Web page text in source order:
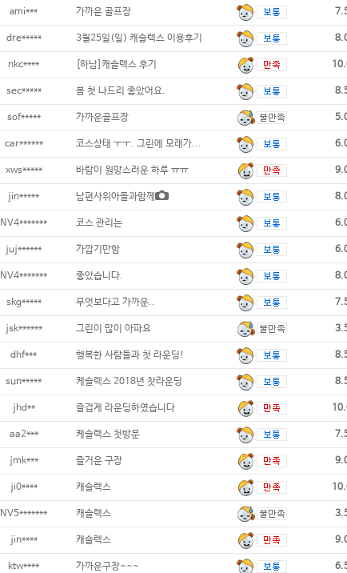
ami*** 가까운 골프장
dre***** 3월25일(일) 캐슬렉스 이용후기
nkc**** [하남]캐슬렉스 후기
sec***** 봄 첫 나드리 좋았어요.
sof***** 가까운골프장
car****** 코스상태 ㅜㅜ. 그린에 모래가...
xws***** 바람이 원망스러운 하루 ㅠㅠ
jin***** 남편사위아들과함께
NV4******* 코스 관리는
juj****** 가깝기만함
NV4******* 좋았습니다.
skg***** 무엇보다고 가까운..
jsk****** 그린이 많이 아파요
dhf*** 행복한 사람들과 첫 라운딩!
sun***** 케슬렉스 2018년 찻라운딩
jhd** 즐겁게 라운딩하였습니다
aa2*** 케슬렉스 첫방문
jmk*** 즐거운 구장
ji0**** 캐슬렉스
NV5******* 캐슬렉스
jin**** 캐슬렉스
ktw**** 가까운구장~~~